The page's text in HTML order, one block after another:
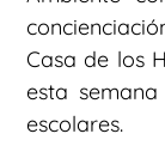
Casa de los
esta
escolares.